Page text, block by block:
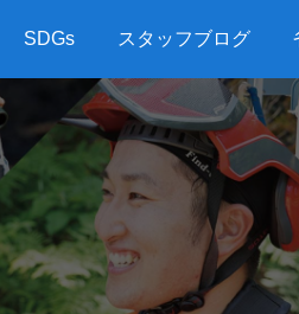
SDGs スタッフブログ